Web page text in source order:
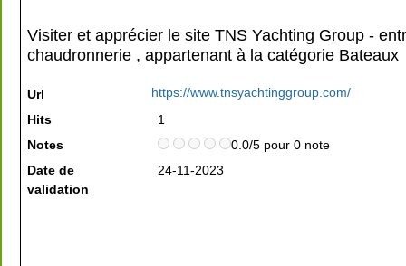
Visiter et apprécier le site TNS Yachting Group -
chaudronnerie , appartenant à la catégorie Bateaux
Url
https://www.tnsyachtinggroup.com/
Hits
1
Notes
0.0/5 pour 0 note
Date de
validation
24-11-2023